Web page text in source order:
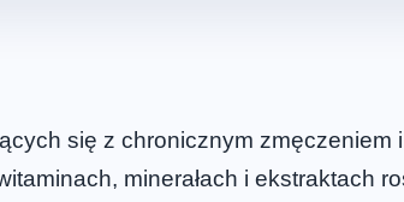
się z chronicznym zmęczeniem
minerałach i ekstraktach